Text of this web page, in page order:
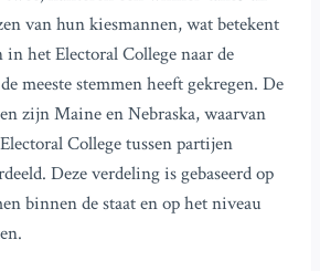
van hun kiesmannen, wat betekent
in het Electoral College naar de
meeste stemmen heeft gekregen. De
zijn Maine en Nebraska, waarvan
College tussen partijen
Deze verdeling is gebaseerd op
binnen de staat en op het niveau